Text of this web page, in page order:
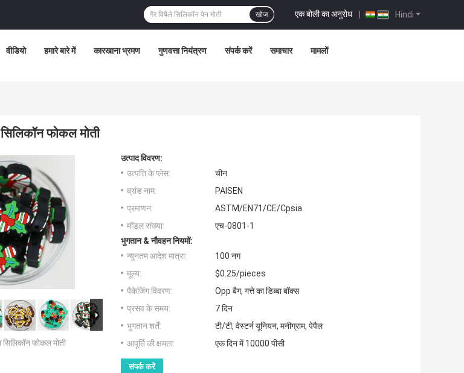
Hindi
एक बोली का अनुरोध |
खोज
वीडियो हमारे बारे में कारखाना भ्रमण गुणवत्ता नियंत्रण संपर्क करें समाचार मामलों
फोकल मोती
फोकल मोती
उत्पाद विवरण:
उत्पत्ति के प्लेस:
चीन
ब्रांड नाम:
PAISEN
प्रमाणन:
ASTM/EN71/CE/Cpsia
मॉडल संख्या:
एच-0801-1
भुगतान & नौवहन नियमों:
न्यूनतम आदेश मात्रा:
100 नग
मूल्य:
$0.25/pieces
पैकेजिंग विवरण:
Opp बैग, गत्ते का डिब्बा बॉक्स
प्रसव के समय:
7 दिन
भुगतान शर्तें:
टी/टी, वेस्टर्न यूनियन, मनीग्राम, पेपैल
आपूर्ति की क्षमता:
एक दिन में 10000 पीसी
संपर्क करें